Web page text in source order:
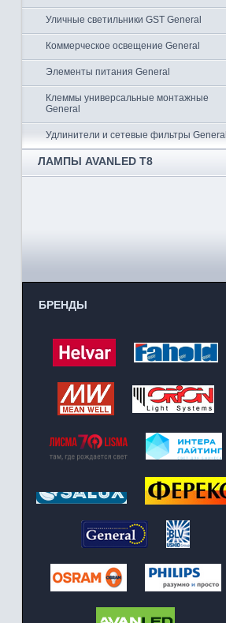
Уличные светильники GST General
Коммерческое освещение General
Элементы питания General
Клеммы универсальные монтажные
General
Удлинители и сетевые фильтры General
ЛАМПЫ AVANLED T8
БРЕНДЫ